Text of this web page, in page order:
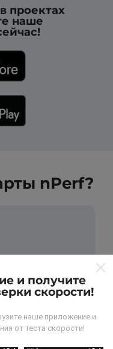
проектах
наше
nPerf?
Если вы
что вам нужно
и получите
скорости!
наше приложение и
от теста скорости!